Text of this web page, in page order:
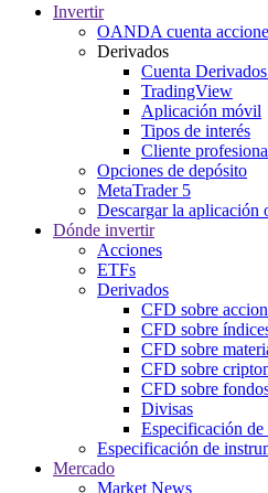
Invertir
OANDA cuenta
Derivados
Cuenta
TradingView
Aplicación móvil
Tipos de interés
Cliente
Opciones de depósito
MetaTrader 5
Descargar la aplicación
Dónde invertir
Acciones
ETFs
Derivados
CFD sobre
CFD sobre
CFD sobre
CFD sobre
CFD sobre
Divisas
Especificación
Especificación de
Mercado
Market News